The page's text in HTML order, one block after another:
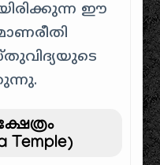
ഈ
Temple)